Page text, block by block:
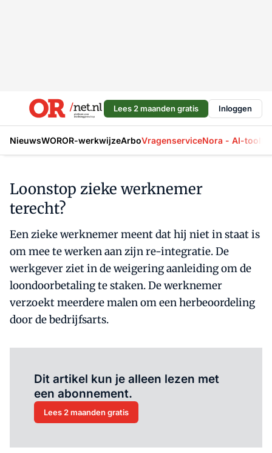
Lees 2 maanden gratis Inloggen
NieuwsWOROR-werkwijzeArboVragenserviceNora - AI-tool
Loonstop zieke werknemer
terecht?
Een zieke werknemer meent dat hij niet in staat is
om mee te werken aan zijn re-integratie. De
werkgever ziet in de weigering aanleiding om de
loondoorbetaling te staken. De werknemer
verzoekt meerdere malen om een herbeoordeling
door de bedrijfsarts.
Dit artikel kun je alleen lezen met
een abonnement.
Lees 2 maanden gratis